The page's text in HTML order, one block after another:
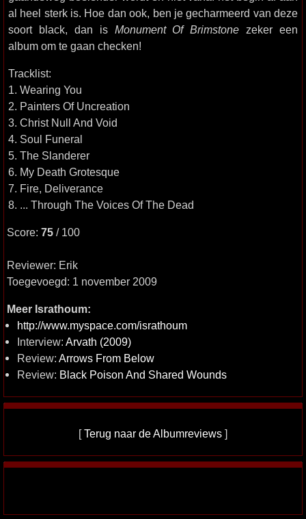
al heel sterk is. Hoe dan ook, ben je gecharmeerd van deze
soort black, dan is Monument Of Brimstone zeker een
album om te gaan checken!
Tracklist:
1. Wearing You
2. Painters Of Uncreation
3. Christ Null And Void
4. Soul Funeral
5. The Slanderer
6. My Death Grotesque
7. Fire, Deliverance
8. ... Through The Voices Of The Dead
Score: 75 / 100
Reviewer: Erik
Toegevoegd: 1 november 2009
Meer Israthoum:
http://www.myspace.com/israthoum
Interview: Arvath (2009)
Review: Arrows From Below
Review: Black Poison And Shared Wounds
[Terug naar de Albumreviews ]